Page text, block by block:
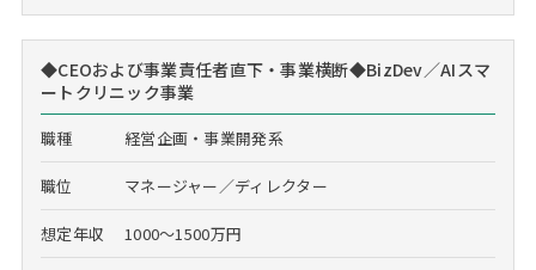
◆CEOおよび事業責任者直下・事業横断◆BizDev／AIスマ
ートクリニック事業
職種 経営企画・事業開発系
職位 マネージャー／ディレクター
想定年収 1000～1500万円